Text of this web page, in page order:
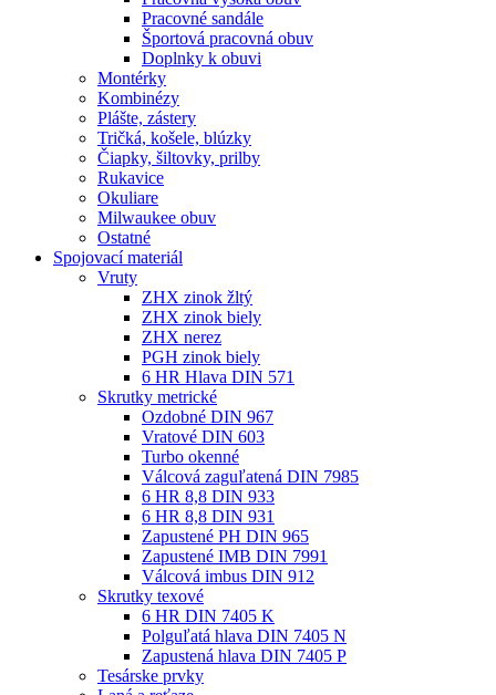
Pracovné sandále
Športová pracovná obuv
Doplnky k obuvi
Montérky
Kombinézy
Plášte, zástery
Tričká, košele, blúzky
Čiapky, šiltovky, prilby
Rukavice
Okuliare
Milwaukee obuv
Ostatné
Spojovacímateriál
Vruty
ZHX zinok žltý
ZHX zinok biely
ZHX nerez
PGH zinok biely
6 HR Hlava DIN 571
Skrutky metrické
Ozdobné DIN 967
Vratové DIN 603
Turbo okenné
Válcová zaguľatená DIN 7985
6 HR 8,8 DIN 933
6 HR 8,8 DIN 931
Zapustené PH DIN 965
Zapustené IMB DIN 7991
Válcová imbus DIN 912
Skrutky texové
6 HR DIN 7405 K
Polguľatá hlava DIN 7405 N
Zapustená hlava DIN 7405 P
Tesárske prvky